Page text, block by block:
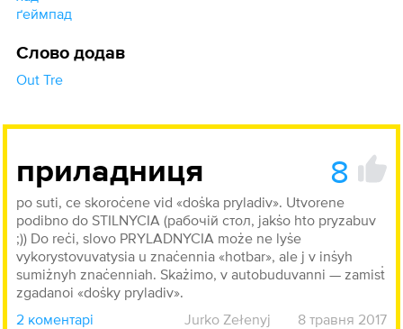
ґеймпад
Слово додав
Out Tre
приладниця 8
po suti, ce skoroċene vid «doṡka pryladiv». Utvorene
podibno do STILNYCIA (рабочій стол, jakṡo hto pryzabuv
;)) Do reċi, slovo PRYLADNYCIA może ne lyṡe
vykorystovuvatysia u znaċennia «hotbar», ale j v inṡyh
sumiżnyh znaċenniah. Skażimo, v autobuduvanni — zamisṫ
zgadanoi «doṡky pryladiv».
2 коментарі
Jurko Zełenyj 8 травня 2017